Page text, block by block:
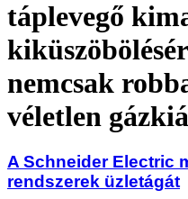
táplevegő
nemcsak
véletlen
A Schneider Electric
rendszerek üzletágát